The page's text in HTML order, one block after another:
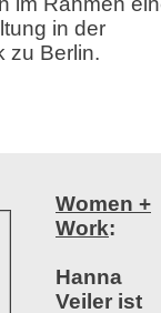
in der
zu Berlin.
Women +
Work:
Hanna
Veiler ist